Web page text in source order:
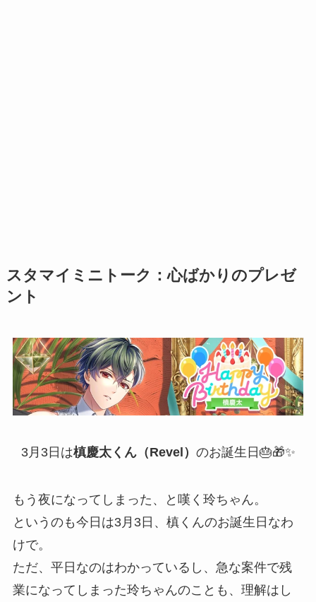
スタマイミニトーク：心ばかりのプレゼ
ント
3月3日は槙慶太くん（Revel） のお誕生日🎂🎁✨
もう夜になってしまった、と嘆く玲ちゃん。
というのも今日は3月3日、槙くんのお誕生日なわ
けで。
ただ、平日なのはわかっているし、急な案件で残
業になってしまった玲ちゃんのことも、理解はし